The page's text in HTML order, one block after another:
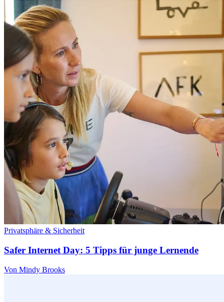
Privatsphäre & Sicherheit
Safer Internet Day: 5 Tipps für junge Lernende
Von Mindy Brooks